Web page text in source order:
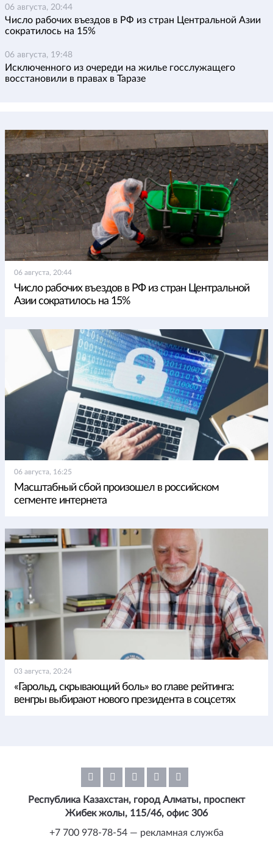
06 августа, 20:44
Число рабочих въездов в РФ из стран Центральной Азии
сократилось на 15%
06 августа, 19:48
Исключенного из очереди на жилье госслужащего
восстановили в правах в Таразе
06 августа, 20:44
Число рабочих въездов в РФ из стран Центральной
Азии сократилось на 15%
06 августа, 16:25
Масштабный сбой произошел в российском
сегменте интернета
03 августа, 20:24
«Гарольд, скрывающий боль» во главе рейтинга:
венгры выбирают нового президента в соцсетях
Республика Казахстан, город Алматы, проспект
Жибек жолы, 115/46, офис 306
+7 700 978-78-54 — рекламная служба